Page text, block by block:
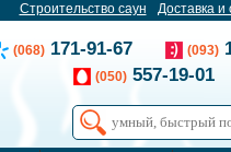
Строительство саун Доставка и
(068) 171-91-67 (093)
(050) 557-19-01